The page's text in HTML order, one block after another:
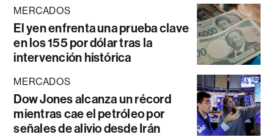
MERCADOS
El yen enfrenta una prueba clave
en los 155 por dólar tras la
intervención histórica
MERCADOS
Dow Jones alcanza un récord
mientras cae el petróleo por
señales de alivio desde Irán